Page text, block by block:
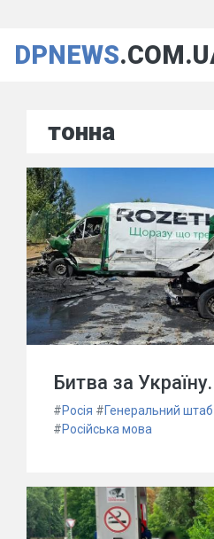
DPNEWS
тонна
Битва за
#Росія #Генеральний
#Російська мова